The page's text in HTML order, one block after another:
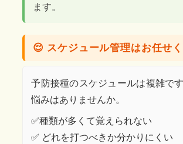
ます。
😌 スケジュール管理はお任せ
予防接種のスケジュールは複雑で
悩みはありませんか。
✅️種類が多くて覚えられない
✅️ どれを打つべきか分かりにくい